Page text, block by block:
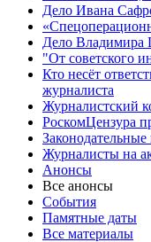
Дело Ивана
Дело Владимира
"От советского
Кто несёт
журналиста
Журналистский
РоскомЦензура
Журналисты на
Анонсы
Все анонсы
События
Памятные даты
Все материалы